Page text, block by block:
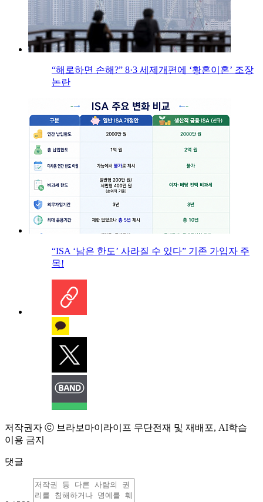
“해로하면 손해?” 8·3 세제개편에 ‘황혼이혼’ 조장
논란
“ISA ‘남은 한도’ 사라질 수 있다” 기존 가입자 주
목!
저작권자 ⓒ 브라보마이라이프 무단전재 및 재배포, AI학습
이용 금지
댓글